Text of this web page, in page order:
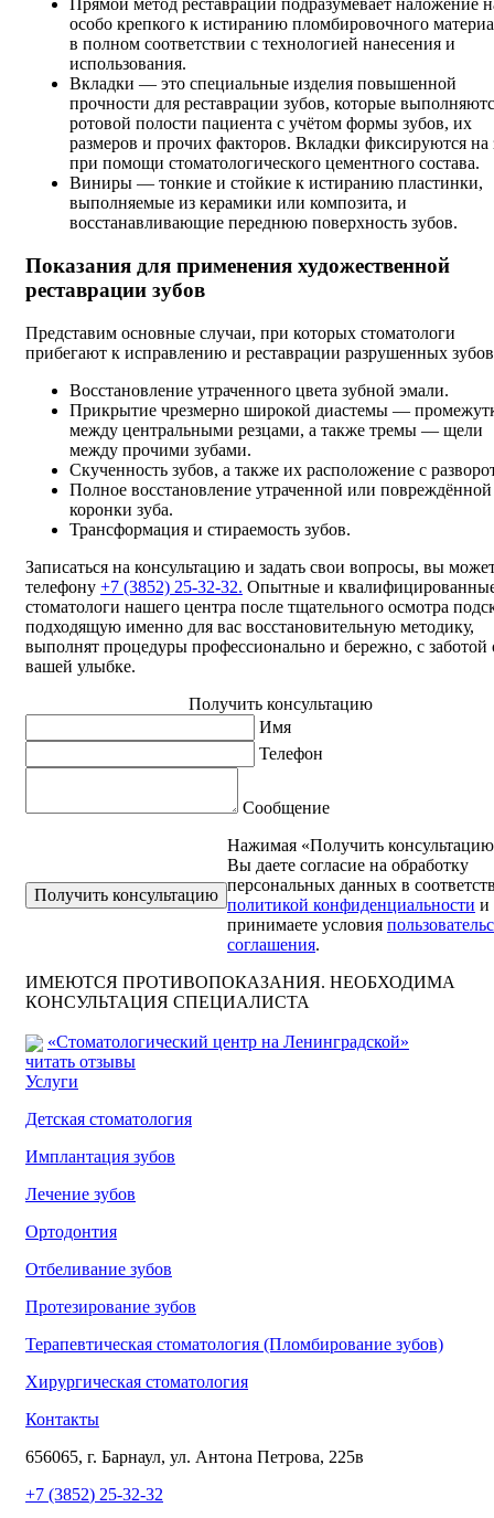
Прямой метод реставрации подразумевает наложение
особо крепкого к истиранию пломбировочного
в полном соответствии с технологией нанесения и
использования.
Вкладки — это специальные изделия повышенной
прочности для реставрации зубов, которые
ротовой полости пациента с учётом формы зубов, их
размеров и прочих факторов. Вкладки фиксируются на
при помощи стоматологического цементного состава.
Виниры — тонкие и стойкие к истиранию пластинки,
выполняемые из керамики или композита, и
восстанавливающие переднюю поверхность зубов.
Показания для применения художественной
реставрации зубов
Представим основные случаи, при которых стоматологи
прибегают к исправлению и реставрации разрушенных
Восстановление утраченного цвета зубной эмали.
Прикрытие чрезмерно широкой диастемы —
между центральными резцами, а также тремы — щели
между прочими зубами.
Скученность зубов, а также их расположение с
Полное восстановление утраченной или повреждённой
коронки зуба.
Трансформация и стираемость зубов.
Записаться на консультацию и задать свои вопросы, вы
телефону +7 (3852) 25-32-32. Опытные и
стоматологи нашего центра после тщательного осмотра
подходящую именно для вас восстановительную методику,
выполнят процедуры профессионально и бережно, с заботой
вашей улыбке.
Получить консультацию
Имя
Телефон
Сообщение
Нажимая «Получить
Вы даете согласие на обработку
персональных данных в
политикой конфиденциальности и
принимаете условия
соглашения.
ИМЕЮТСЯ ПРОТИВОПОКАЗАНИЯ. НЕОБХОДИМА
КОНСУЛЬТАЦИЯ СПЕЦИАЛИСТА
«Стоматологический центр на Ленинградской»
читать отзывы
Услуги
Детская стоматология
Имплантация зубов
Лечение зубов
Ортодонтия
Отбеливание зубов
Протезирование зубов
Терапевтическая стоматология (Пломбирование зубов)
Хирургическая стоматология
Контакты
656065, г. Барнаул, ул. Антона Петрова, 225в
+7 (3852) 25-32-32